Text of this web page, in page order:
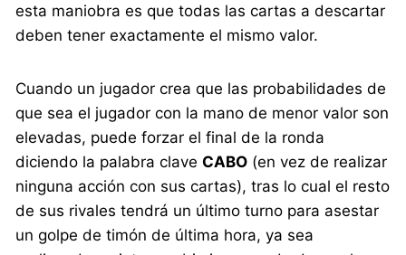
esta maniobra es que todas las cartas a descartar
deben tener exactamente el mismo valor.
Cuando un jugador crea que las probabilidades de
que sea el jugador con la mano de menor valor son
elevadas, puede forzar el final de la ronda
diciendo la palabra claveCABO (en vez de realizar
ninguna acción con sus cartas), tras lo cual el resto
de sus rivales tendrá un último turno para asestar
un golpe de timón de última hora, ya sea